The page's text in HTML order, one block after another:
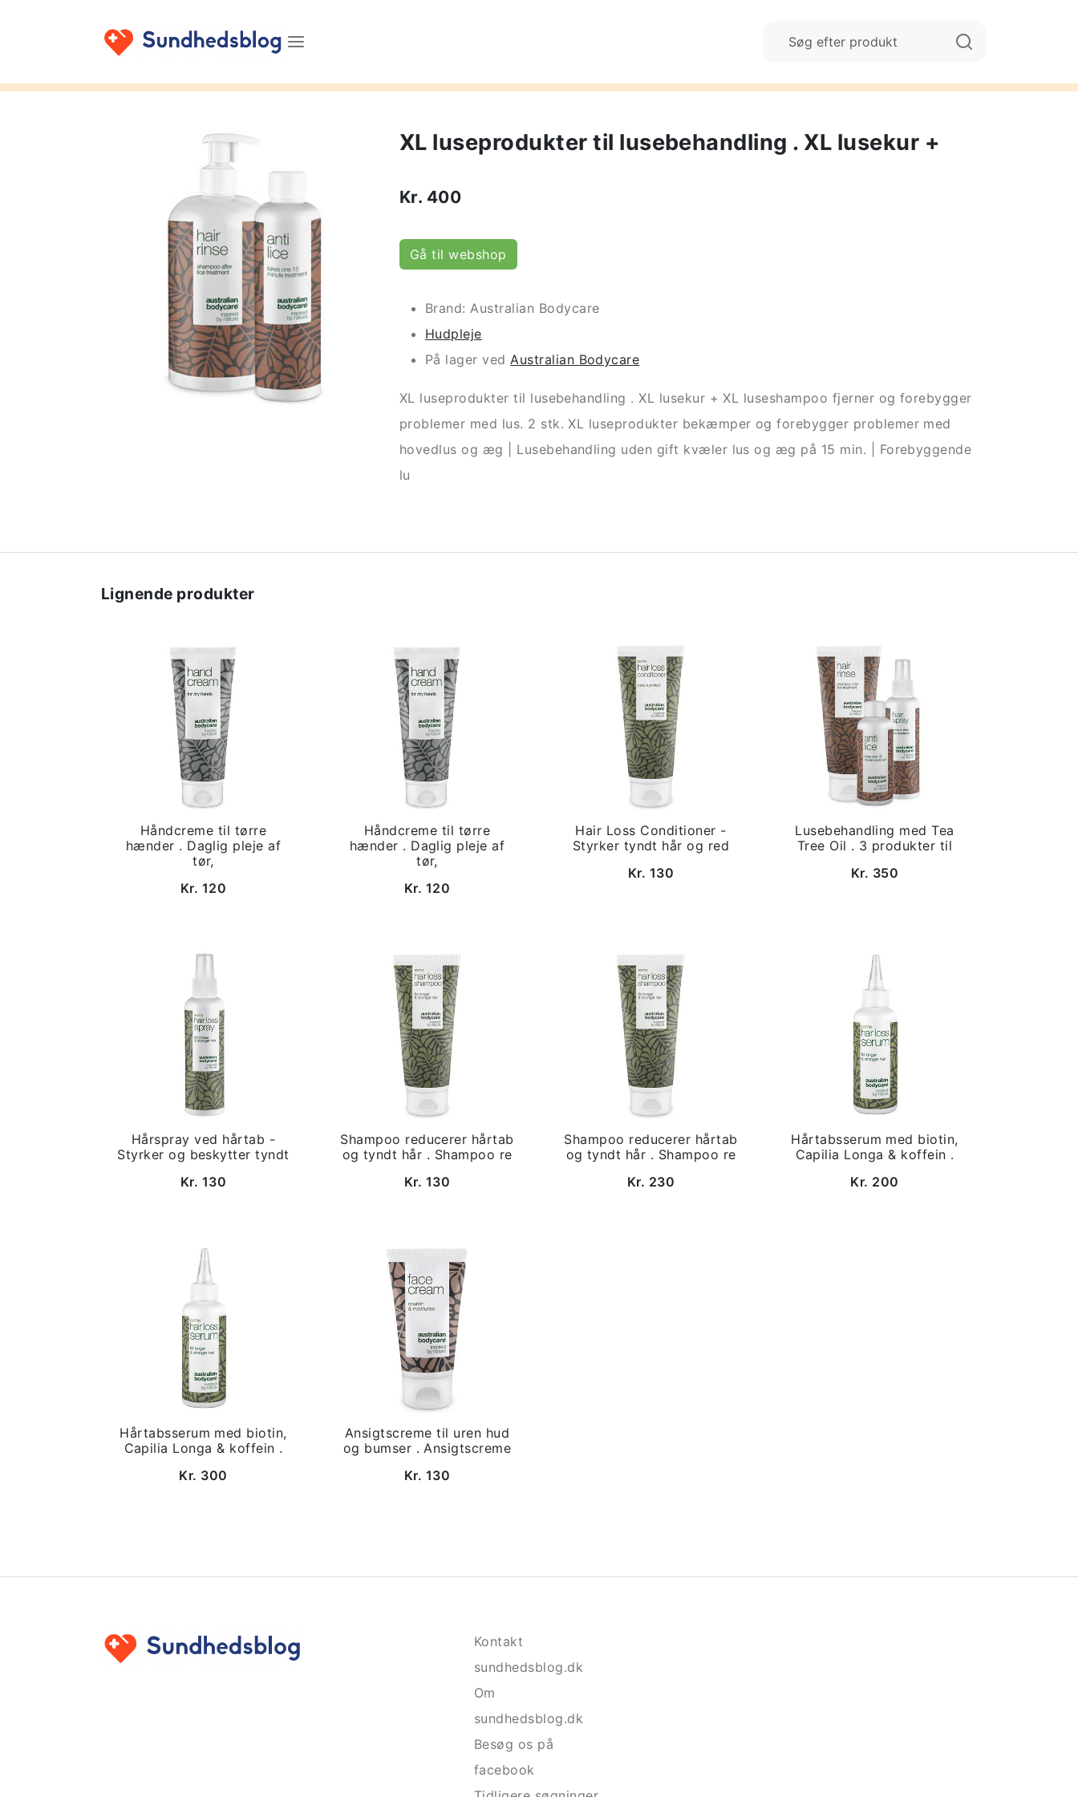
XL luseprodukter til lusebehandling . XL lusekur +
Kr. 400
Gå til webshop
Brand: Australian Bodycare
Hudpleje
På lager vedAustralian Bodycare
XL luseprodukter til lusebehandling . XL lusekur + XL luseshampoo fjerner og forebygger
problemer med lus. 2 stk. XL luseprodukter bekæmper og forebygger problemer med
hovedlus og æg | Lusebehandling uden gift kvæler lus og æg på 15 min. | Forebyggende
lu
Lignende produkter
Håndcreme til tørre
hænder . Daglig pleje af
tør,
Kr. 120
Håndcreme til tørre
hænder . Daglig pleje af
tør,
Kr. 120
Hair Loss Conditioner -
Styrker tyndt hår og red
Kr. 130
Lusebehandling med Tea
Tree Oil . 3 produkter til
Kr. 350
Hårspray ved hårtab -
Styrker og beskytter tyndt
Kr. 130
Shampoo reducerer hårtab
og tyndt hår . Shampoo re
Kr. 130
Shampoo reducerer hårtab
og tyndt hår . Shampoo re
Kr. 230
Hårtabsserum med biotin,
Capilia Longa & koffein .
Kr. 200
Hårtabsserum med biotin,
Capilia Longa & koffein .
Kr. 300
Ansigtscreme til uren hud
og bumser . Ansigtscreme
Kr. 130
Kontakt
sundhedsblog.dk
Om
sundhedsblog.dk
Besøg os på
facebook